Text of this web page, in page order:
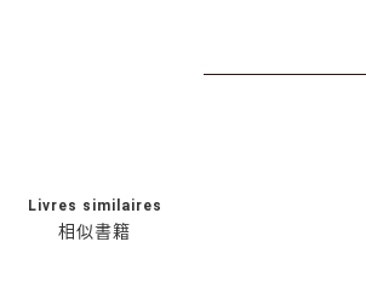
相似書籍
Livres similaires